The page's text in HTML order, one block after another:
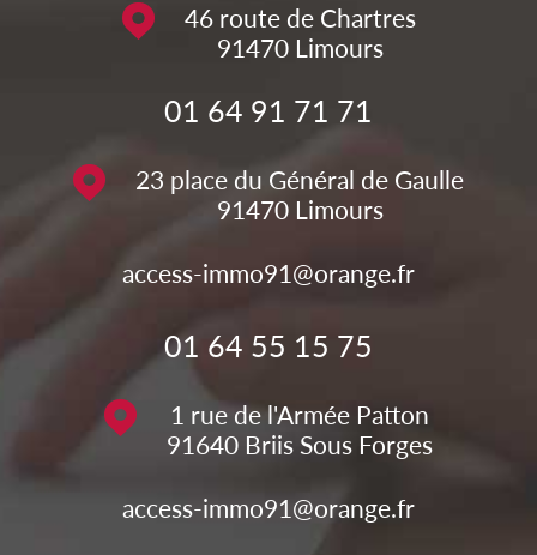
46 route de Chartres
91470 Limours
01 64 91 71 71
23 place du Général de Gaulle
91470 Limours
access-immo91@orange.fr
01 64 55 15 75
1 rue de l'Armée Patton
91640 Briis Sous Forges
access-immo91@orange.fr